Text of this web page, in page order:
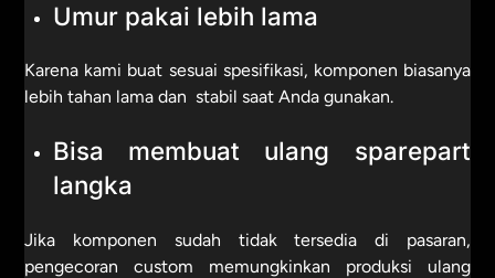
Umur pakai lebih lama
Karena kami buat sesuai spesifikasi, komponen biasanya
lebih tahan lama dan stabil saat Anda gunakan.
Bisa membuat ulang sparepart
langka
Jika komponen sudah tidak tersedia di pasaran,
pengecoran custom memungkinkan produksi ulang